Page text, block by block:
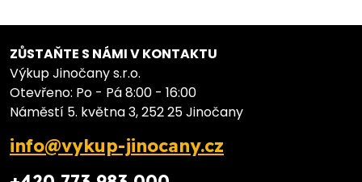
ZŮSTAŇTE S NÁMI V KONTAKTU
Výkup Jinočany s.r.o.
Otevřeno: Po - Pá 8:00 - 16:00
Náměstí 5. května 3, 252 25 Jinočany
info@vykup-jinocany.cz